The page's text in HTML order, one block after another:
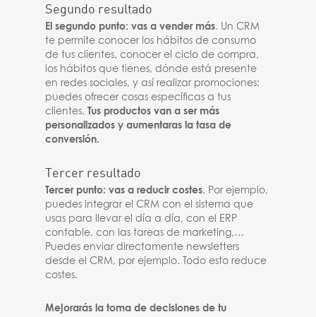
Segundo resultado
El segundo punto: vas a vender más. Un CRM
te permite conocer los hábitos de consumo
de tus clientes, conocer el ciclo de compra,
los hábitos que tienes, dónde está presente
en redes sociales, y así realizar promociones:
puedes ofrecer cosas específicas a tus
clientes.
Tus productos van a ser más
personalizados y aumentaras la tasa de
conversión.
Tercer resultado
Tercer punto: vas a reducir costes. Por ejemplo,
puedes integrar el CRM con el sistema que
usas para llevar el día a día, con el ERP
contable, con las tareas de marketing,…
Puedes enviar directamente newsletters
desde el CRM, por ejemplo. Todo esto reduce
costes.
Mejorarás la toma de decisiones de tu